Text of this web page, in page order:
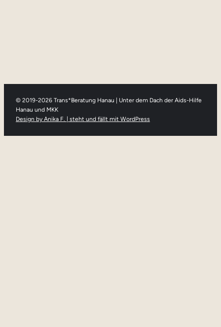
© 2019-2026 Trans*Beratung Hanau | Unter dem Dach der Aids-Hilfe
Hanau und MKK
Design by Anika F. | steht und fällt mit WordPress